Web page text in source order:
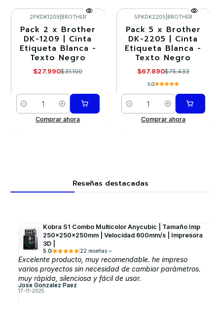
-10%
2PKDK1209 BROTHER
Pack 2 x Brother
DK-1209 | Cinta
Etiqueta Blanca -
Texto Negro
$27.990$31.100
Cantidad
Comprar ahora
-10%
5PKDK2205 BROTHER
Pack 5 x Brother
DK-2205 | Cinta
Etiqueta Blanca -
Texto Negro
$67.890$75.433
5.0
Cantidad
Comprar ahora
Reseñas destacadas
Kobra S1 Combo Multicolor Anycubic | Tamaño Imp
250x250x250mm | Velocidad 600mm/s | Impresora
3D |
5.0 22 reseñas
Excelente producto, muy recomendable. he impreso
varios proyectos sin necesidad de cambiar parámetros.
muy rápida, silenciosa y fácil de usar.
Jose Gonzalez Paez
17-11-2025